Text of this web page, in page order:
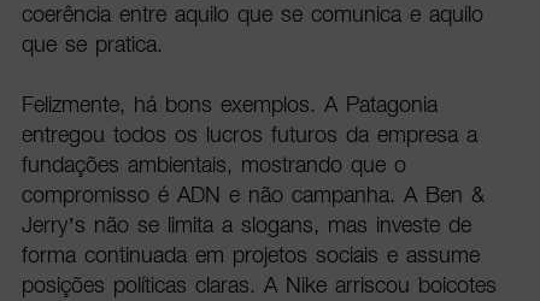
coerência entre aquilo que se comunica e aquilo
que se pratica.
Felizmente, há bons exemplos. A Patagonia
entregou todos os lucros futuros da empresa a
fundações ambientais, mostrando que o
compromisso é ADN e não campanha. A Ben &
Jerry’s não se limita a slogans, mas investe de
forma continuada em projetos sociais e assume
posições políticas claras. A Nike arriscou boicotes